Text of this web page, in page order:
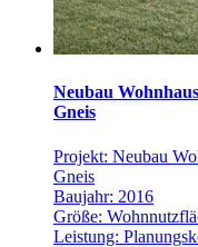
Neubau
Gneis
Projekt: Neubau
Gneis
Baujahr: 2016
Größe:
Leistung: